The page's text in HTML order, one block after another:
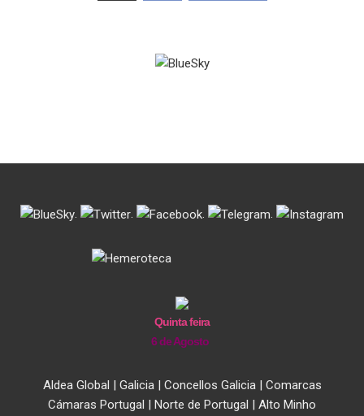
. . . .
Quinta feira
6 de Agosto
Aldea Global | Galicia| Concellos Galicia| Comarcas
Cámaras Portugal | Norte de Portugal | Alto Minho